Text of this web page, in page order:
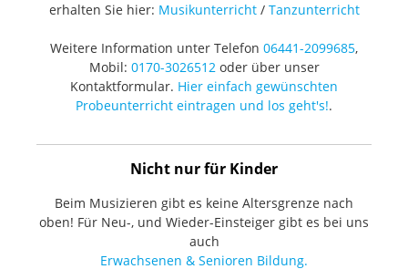
erhalten Sie hier: Musikunterricht/ Tanzunterricht
Weitere Information unter Telefon 06441-2099685,
Mobil: 0170-3026512oder über unser
Kontaktformular. Hier einfach gewünschten
Probeunterricht eintragen und los geht's!.
Nicht nur für Kinder
Beim Musizieren gibt es keine Altersgrenze nach
oben! Für Neu-, und Wieder-Einsteiger gibt es bei uns
auch
Erwachsenen & Senioren Bildung.